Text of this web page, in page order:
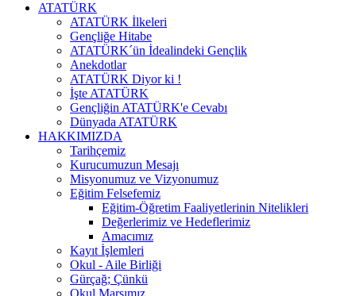
ATATÜRK
ATATÜRK İlkeleri
Gençliğe Hitabe
ATATÜRK´ün İdealindeki Gençlik
Anekdotlar
ATATÜRK Diyor ki !
İşte ATATÜRK
Gençliğin ATATÜRK'e Cevabı
Dünyada ATATÜRK
HAKKIMIZDA
Tarihçemiz
Kurucumuzun Mesajı
Misyonumuz ve Vizyonumuz
Eğitim Felsefemiz
Eğitim-Öğretim Faaliyetlerinin Nitelikleri
Değerlerimiz ve Hedeflerimiz
Amacımız
Kayıt İşlemleri
Okul - Aile Birliği
Gürçağ; Çünkü